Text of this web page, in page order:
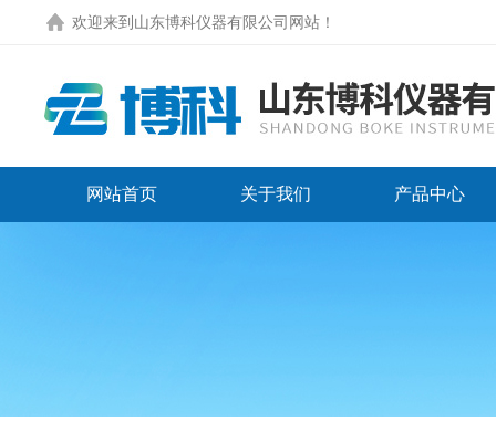
欢迎来到 山东博科仪器有限公司网站 ！
网站首页 关于我们 产品中心